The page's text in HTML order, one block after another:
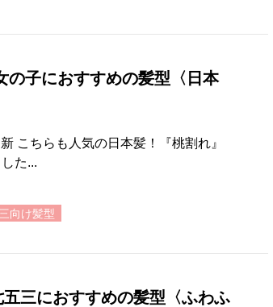
の子におすすめの髪型〈日本
こちらも人気の日本髪！『桃割れ』
た...
向け髪型
三におすすめの髪型〈ふわふ